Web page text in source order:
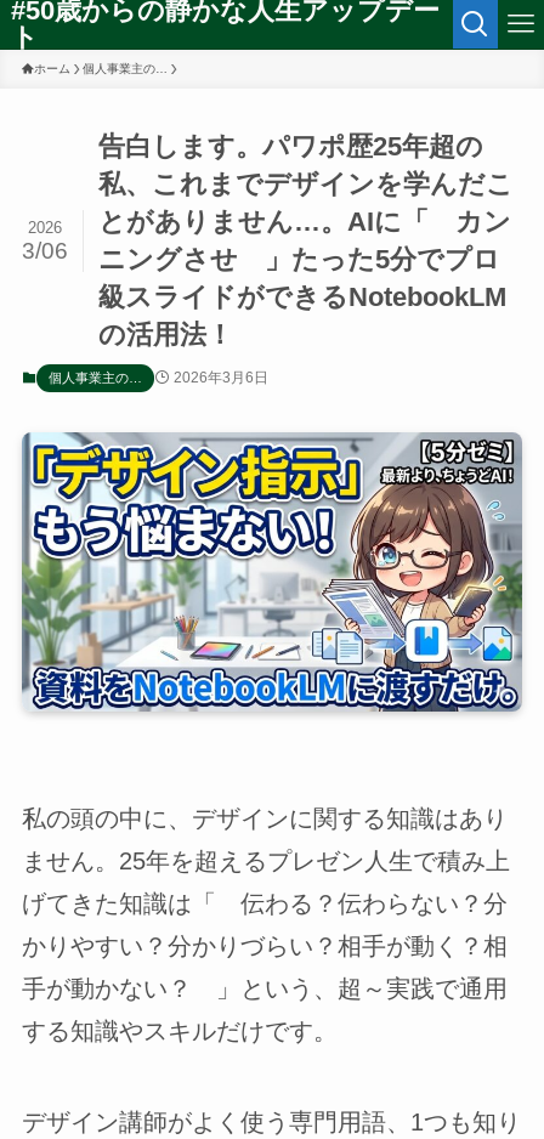
#50歳からの静かな人生アップデー
ト
ホーム 個人事業主の…
告白します。パワポ歴25年超の
私、これまでデザインを学んだこ
とがありません…。AIに「 カン
ニングさせ 」たった5分でプロ
級スライドができるNotebookLM
の活用法！
2026
3/06
個人事業主の… 2026年3月6日
私の頭の中に、デザインに関する知識はあり
ません。25年を超えるプレゼン人生で積み上
げてきた知識は「 伝わる？伝わらない？分
かりやすい？分かりづらい？相手が動く？相
手が動かない？ 」という、超～実践で通用
する知識やスキルだけです。
デザイン講師がよく使う専門用語、1つも知り